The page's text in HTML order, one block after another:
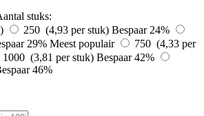
stuks:
250 (4,93 per stuk) Bespaar 24%
29% Meest populair
750 (4,33 per
1000 (3,81 per stuk) Bespaar 42%
46%